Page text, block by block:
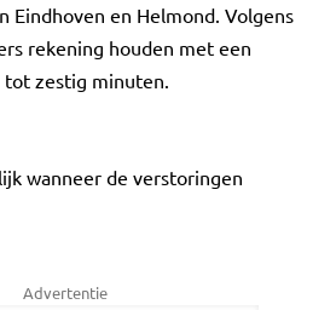
Eindhoven en Helmond. Volgens
rekening houden met een
zestig minuten.
wanneer de verstoringen
Advertentie